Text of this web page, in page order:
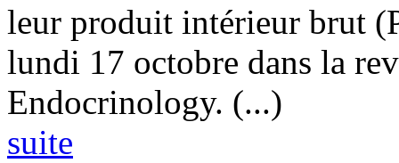
leur produit intérieur brut
lundi 17 octobre dans la
Endocrinology. (...)
suite